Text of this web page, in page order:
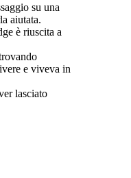
su una
aiutata.
è riuscita a
e viveva in
lasciato